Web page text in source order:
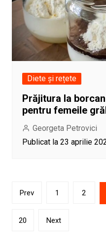
Diete și rețete
Prăjitura la
pentru femeile
Georgeta Petrovici
Publicat la 23 aprilie
Paginație
Prev 1 2
20 Next